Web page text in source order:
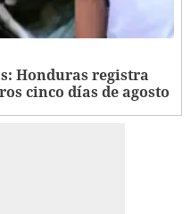
Honduras registra
cinco días de agosto